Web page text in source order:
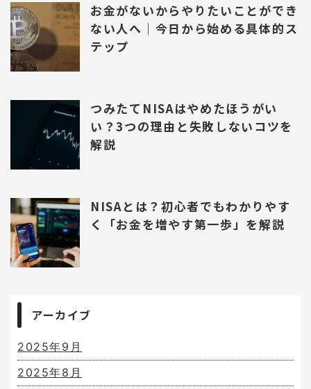
お金がないからやりたいことができ
ない人へ｜今日から始める具体的ス
テップ
つみたてNISAはやめたほうがい
い？3つの理由と失敗しないコツを
解説
NISAとは？初心者でもわかりやす
く「お金を増やす第一歩」を解説
アーカイブ
2025年9月
2025年8月